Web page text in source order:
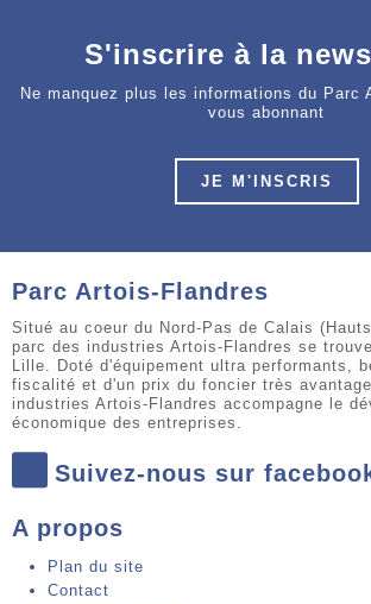
S'inscrire à la
Ne manquez plus les informations du Parc
vous abonnant
JE M'INSCRIS
Parc Artois-Flandres
Situé au coeur du Nord-Pas de Calais
parc des industries Artois-Flandres se
Lille. Doté d'équipement ultra performants,
fiscalité et d'un prix du foncier très
industries Artois-Flandres accompagne le
économique des entreprises.
Suivez-nous sur
A propos
Plan du site
Contact